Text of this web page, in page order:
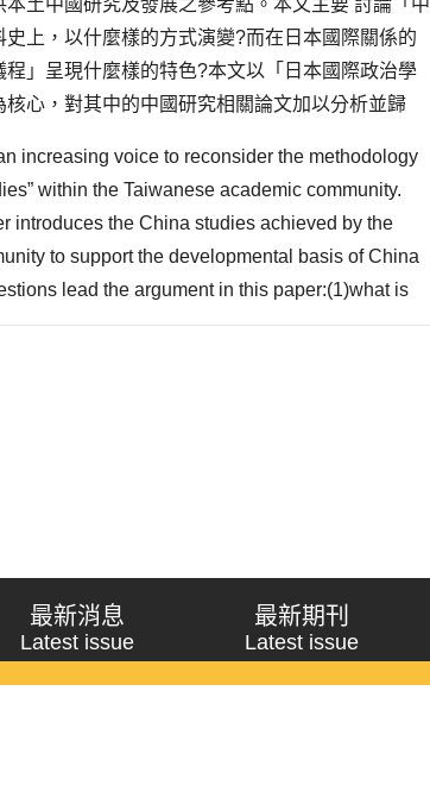
本土中國研究及發展之參考點。本文主要 討論「中
史上，以什麼樣的方式演變?而在日本國際關係的
」呈現什麼樣的特色?本文以「日本國際政治學
心，對其中的中國研究相關論文加以分析並歸
要研究成果之系譜。..
increasing voice to reconsider the methodology
within the Taiwanese academic community.
introduces the China studies achieved by the
to support the developmental basis of China
lead the argument in this paper:(1)what is
China studies in the Japanese
最新消息
Latest issue
最新期刊
Latest issue